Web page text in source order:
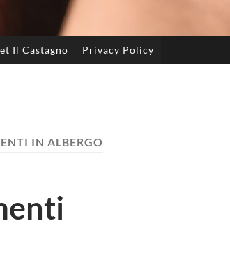
Il Castagno Privacy Policy
IN ALBERGO